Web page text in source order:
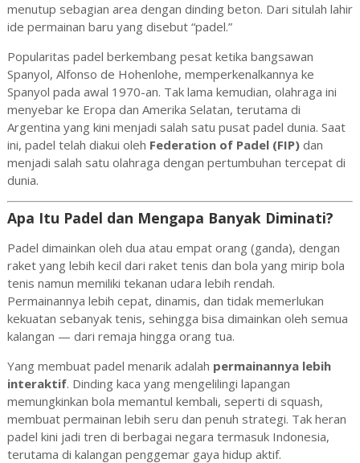
menutup sebagian area dengan dinding beton. Dari situlah lahir
ide permainan baru yang disebut “padel.”
Popularitas padel berkembang pesat ketika bangsawan
Spanyol, Alfonso de Hohenlohe, memperkenalkannya ke
Spanyol pada awal 1970-an. Tak lama kemudian, olahraga ini
menyebar ke Eropa dan Amerika Selatan, terutama di
Argentina yang kini menjadi salah satu pusat padel dunia. Saat
ini, padel telah diakui oleh Federation of Padel (FIP)dan
menjadi salah satu olahraga dengan pertumbuhan tercepat di
dunia.
Apa Itu Padel dan Mengapa Banyak Diminati?
Padel dimainkan oleh dua atau empat orang (ganda), dengan
raket yang lebih kecil dari raket tenis dan bola yang mirip bola
tenis namun memiliki tekanan udara lebih rendah.
Permainannya lebih cepat, dinamis, dan tidak memerlukan
kekuatan sebanyak tenis, sehingga bisa dimainkan oleh semua
kalangan — dari remaja hingga orang tua.
Yang membuat padel menarik adalah permainannya lebih
interaktif. Dinding kaca yang mengelilingi lapangan
memungkinkan bola memantul kembali, seperti di squash,
membuat permainan lebih seru dan penuh strategi. Tak heran
padel kini jadi tren di berbagai negara termasuk Indonesia,
terutama di kalangan penggemar gaya hidup aktif.